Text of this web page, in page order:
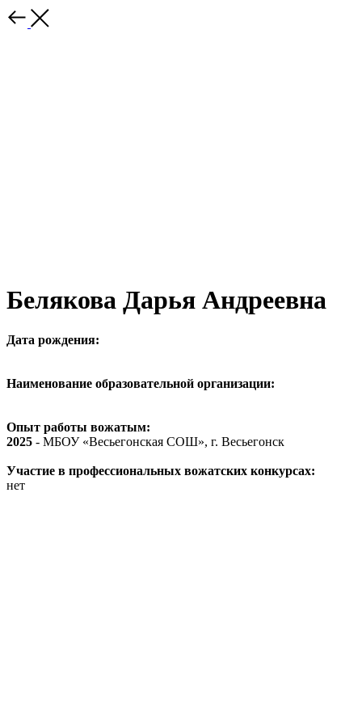
Белякова Дарья Андреевна
Дата рождения:
Наименование образовательной организации:
Опыт работы вожатым:
2025 - МБОУ «Весьегонская СОШ», г. Весьегонск
Участие в профессиональных вожатских конкурсах:
нет